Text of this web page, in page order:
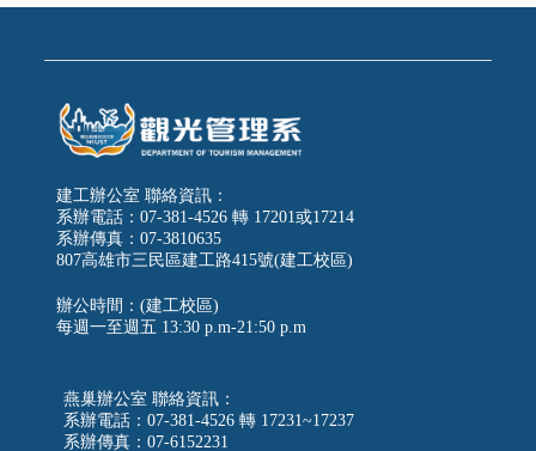
建工辦公室 聯絡資訊：
系辦電話：07-381-4526 轉 17201或17214
系辦傳真：07-3810635
807高雄市三民區建工路415號(建工校區)
辦公時間：(建工校區)
每週一至週五 13:30 p.m-21:50 p.m
燕巢辦公室 聯絡資訊：
系辦電話：07-381-4526 轉 17231~17237
系辦傳真：07-6152231